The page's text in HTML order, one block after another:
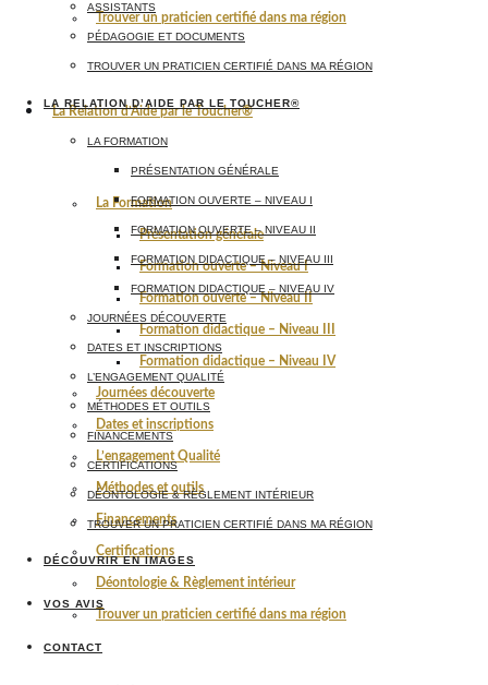
Trouver un praticien certifié dans ma région
La Relation d’Aide par le Toucher®
La Formation
Présentation générale
Formation ouverte – Niveau I
Formation ouverte – Niveau II
Formation didactique – Niveau III
Formation didactique – Niveau IV
Journées découverte
Dates et inscriptions
L’engagement Qualité
Méthodes et outils
Financements
Certifications
Déontologie & Règlement intérieur
Trouver un praticien certifié dans ma région
ASSISTANTS
PÉDAGOGIE ET DOCUMENTS
TROUVER UN PRATICIEN CERTIFIÉ DANS MA RÉGION
LA RELATION D’AIDE PAR LE TOUCHER®
LA FORMATION
PRÉSENTATION GÉNÉRALE
FORMATION OUVERTE – NIVEAU I
FORMATION OUVERTE – NIVEAU II
FORMATION DIDACTIQUE – NIVEAU III
FORMATION DIDACTIQUE – NIVEAU IV
JOURNÉES DÉCOUVERTE
DATES ET INSCRIPTIONS
L’ENGAGEMENT QUALITÉ
MÉTHODES ET OUTILS
FINANCEMENTS
CERTIFICATIONS
DÉONTOLOGIE & RÈGLEMENT INTÉRIEUR
TROUVER UN PRATICIEN CERTIFIÉ DANS MA RÉGION
DÉCOUVRIR EN IMAGES
VOS AVIS
CONTACT